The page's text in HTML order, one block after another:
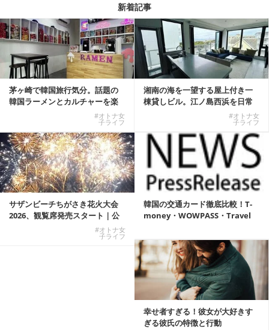
新着記事
茅ヶ崎で韓国旅行気分。話題の
韓国ラーメンとカルチャーを楽
#オトナ女
子ライフ
湘南の海を一望する屋上付き一
棟貸しビル。江ノ島西浜を日常
#オトナ女
子ライフ
サザンビーチちがさき花火大会
2026、観覧席発売スタート｜公
#オトナ女
子ライフ
韓国の交通カード徹底比較！T-
money・WOWPASS・Travel
幸せ者すぎる！彼女が大好きす
ぎる彼氏の特徴と行動